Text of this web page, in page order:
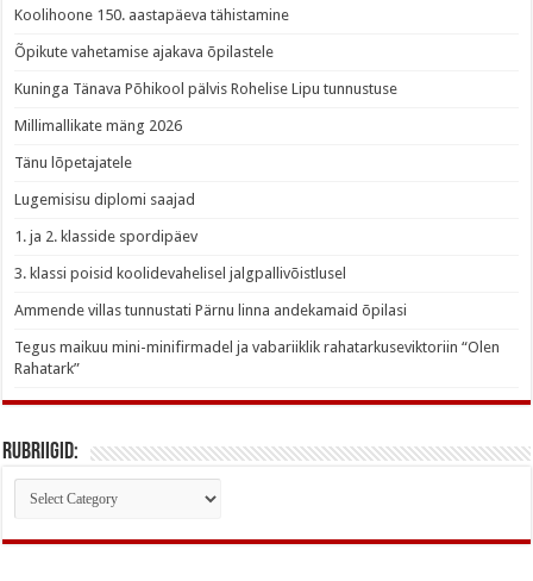
Koolihoone 150. aastapäeva tähistamine
Õpikute vahetamise ajakava õpilastele
Kuninga Tänava Põhikool pälvis Rohelise Lipu tunnustuse
Millimallikate mäng 2026
Tänu lõpetajatele
Lugemisisu diplomi saajad
1. ja 2. klasside spordipäev
3. klassi poisid koolidevahelisel jalgpallivõistlusel
Ammende villas tunnustati Pärnu linna andekamaid õpilasi
Tegus maikuu mini-minifirmadel ja vabariiklik rahatarkuseviktoriin “Olen
Rahatark”
Rubriigid:
Rubriigid: